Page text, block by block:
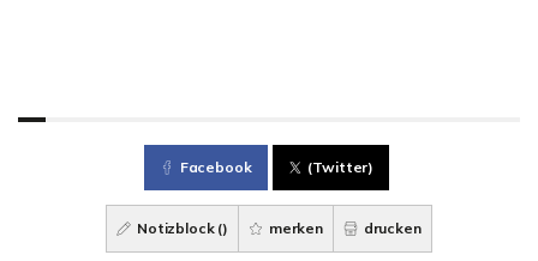
Facebook (Twitter)
Notizblock () merken drucken